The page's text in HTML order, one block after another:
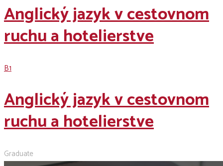
Anglický jazyk v cestovnom
ruchu a hotelierstve
B1
Anglický jazyk v cestovnom
ruchu a hotelierstve
Graduate